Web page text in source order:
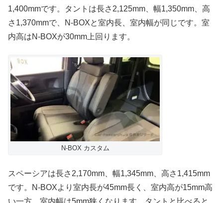
1,400mmです。タントは長さ2,125mm、幅1,350mm、高
さ1,370mmで、N-BOXと室内長、室内幅が同じです。室
内高はN-BOXが30mm上回ります。
N-BOX カスタム
スペーシアは長さ2,170mm、幅1,345mm、高さ1,415mm
です。N-BOXより室内長が45mm長く、室内高が15mm高
い一方、室内幅は5mm狭くなります。タントと比べると